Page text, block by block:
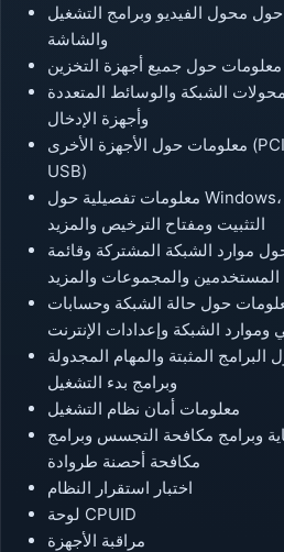
محول الفيديو وبرامج التشغيل
والشاشة
معلومات حول جميع أجهزة التخزين
الشبكة والوسائط المتعددة
وأجهزة الإدخال
معلومات حول الأجهزة الأخرى (PCI، PnP، PCMCIA،
USB)
معلومات تفصيلية حول Windows، بما في ذلك تاريخ
التثبيت ومفتاح الترخيص والمزيد
موارد الشبكة المشتركة وقائمة
المستخدمين والمجموعات والمزيد
حول حالة الشبكة وحسابات
وموارد الشبكة وإعدادات الإنترنت
المثبتة والمهام المجدولة
وبرامج بدء التشغيل
معلومات أمان نظام التشغيل
وبرامج مكافحة التجسس وبرامج
مكافحة أحصنة طروادة
اختبار استقرار النظام
لوحة CPUID
مراقبة الأجهزة